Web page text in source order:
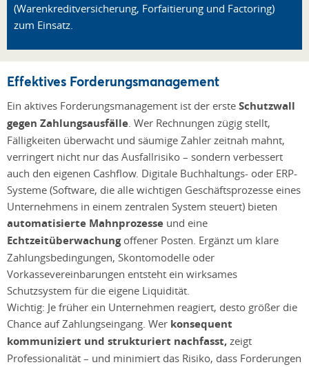
(Warenkreditversicherung, Forfaitierung und Factoring)
zum Einsatz.
Effektives Forderungsmanagement
Ein aktives Forderungsmanagement ist der erste Schutzwall
gegen Zahlungsausfälle. Wer Rechnungen zügig stellt,
Fälligkeiten überwacht und säumige Zahler zeitnah mahnt,
verringert nicht nur das Ausfallrisiko – sondern verbessert
auch den eigenen Cashflow. Digitale Buchhaltungs- oder ERP-
Systeme (Software, die alle wichtigen Geschäftsprozesse eines
Unternehmens in einem zentralen System steuert) bieten
automatisierte Mahnprozesse und eine
Echtzeitüberwachungoffener Posten. Ergänzt um klare
Zahlungsbedingungen, Skontomodelle oder
Vorkassevereinbarungen entsteht ein wirksames
Schutzsystem für die eigene Liquidität.
Wichtig: Je früher ein Unternehmen reagiert, desto größer die
Chance auf Zahlungseingang. Wer konsequent
kommuniziert und strukturiert nachfasst, zeigt
Professionalität – und minimiert das Risiko, dass Forderungen